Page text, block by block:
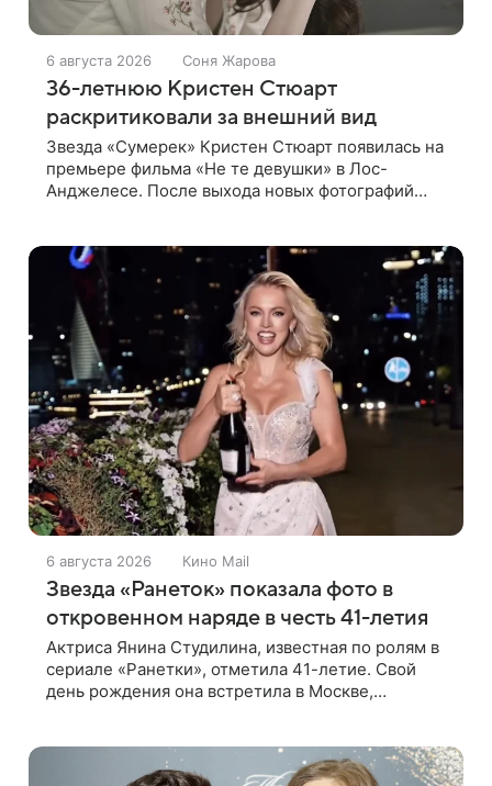
6 августа 2026 Соня Жарова
36-летнюю Кристен Стюарт
раскритиковали за внешний вид
Звезда «Сумерек» Кристен Стюарт появилась на
премьере фильма «Не те девушки» в Лос-
Анджелесе. После выхода новых фотографий
6 августа 2026 Кино Mail
Звезда «Ранеток» показала фото в
откровенном наряде в честь 41-летия
Актриса Янина Студилина, известная по ролям в
сериале «Ранетки», отметила 41-летие. Свой
день рождения она встретила в Москве,